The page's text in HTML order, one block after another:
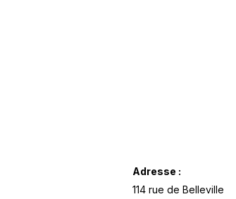
Adresse :
114 rue de Belleville